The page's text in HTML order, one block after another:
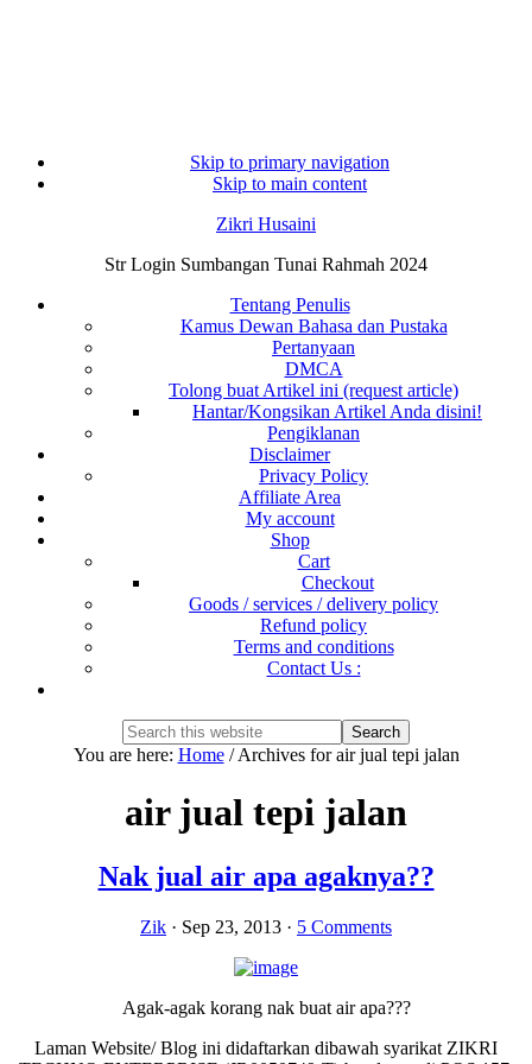
Skip to primary navigation
Skip to main content
Zikri Husaini
Str Login Sumbangan Tunai Rahmah 2024
Tentang Penulis
Kamus Dewan Bahasa dan Pustaka
Pertanyaan
DMCA
Tolong buat Artikel ini (request article)
Hantar/Kongsikan Artikel Anda disini!
Pengiklanan
Disclaimer
Privacy Policy
Affiliate Area
My account
Shop
Cart
Checkout
Goods / services / delivery policy
Refund policy
Terms and conditions
Contact Us :
Search
this
Hide
You are here: Home /Archives for air jual tepi jalan
air jual tepi jalan
Nak jual air apa agaknya??
Zik · Sep 23, 2013 · 5 Comments
Agak-agak korang nak buat air apa???
Laman Website/ Blog ini didaftarkan dibawah syarikat ZIKRI